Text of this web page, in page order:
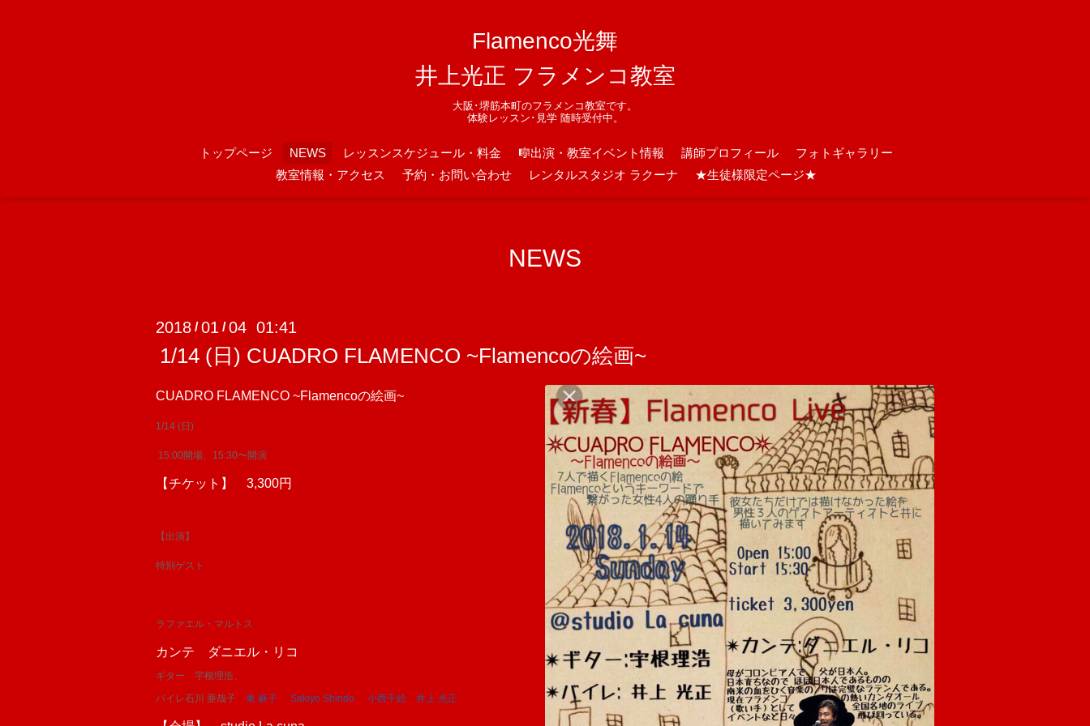
Flamenco光舞
井上光正 フラメンコ教室
大阪･堺筋本町のフラメンコ教室です。
体験レッスン･見学 随時受付中。
トップページ NEWS レッスンスケジュール・料金 🎼出演・教室イベント情報 講師プロフィール
フォトギャラリー
教室情報・アクセス
予約・お問い合わせ レンタルスタジオ ラクーナ ★生徒様限定ページ★
NEWS
2018 /01 /04 01:41
1/14 (日) CUADRO FLAMENCO ~Flamencoの絵画~
CUADRO FLAMENCO ~Flamencoの絵画~
1/14 (日)
15:00開場、15:30〜開演
【チケット】 3,300円
【出演】
特別ゲスト
ラファエル・マルトス
カンテ ダニエル・リコ
ギター 宇根理浩、
バイレ石川 亜哉子 東 麻子 Sakiyo Shindo 小西千絵 井上 光正